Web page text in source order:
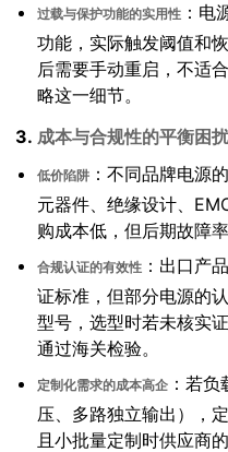
过载与保护功能的实用性 ：电
功能，实际触发阈值和
后需要手动重启，不适
略这一细节。
3. 成本与合规性的平衡困扰
低价陷阱 ：不同品牌电源
元器件、绝缘设计、
购成本低，但后期故障
合规认证的有效性 ：出口产
证标准，但部分电源的
型号，选型时若未核实
通过海关检验。
定制化需求的成本高企 ：若
压、多路独立输出），
且小批量定制时供应商